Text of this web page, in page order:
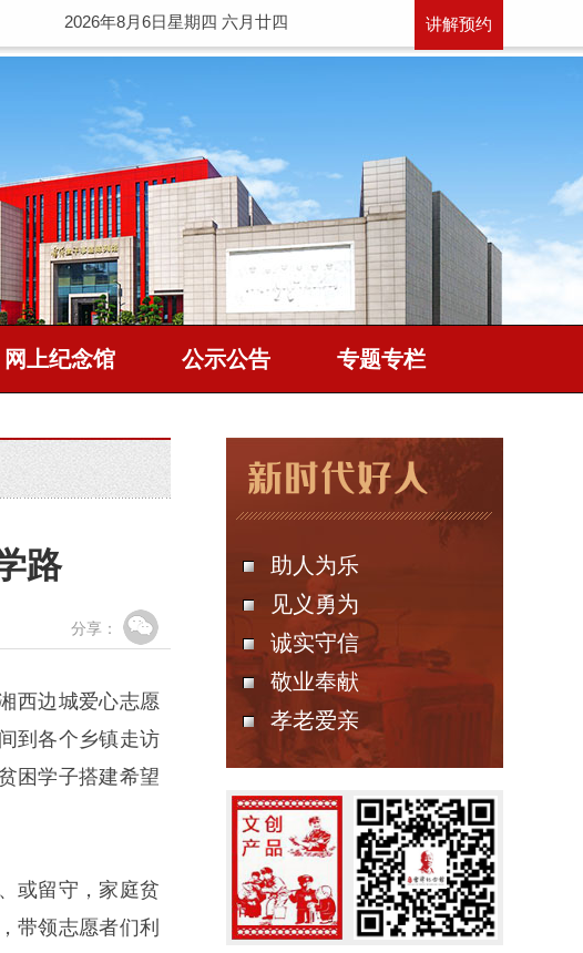
2026年8月6日星期四 六月廿四 讲解预约
网上纪念馆 公示公告 专题专栏
路
分享：
西边城爱心志愿
到各个乡镇走访
困学子搭建希望
或留守，家庭贫
带领志愿者们利
助人为乐
见义勇为
诚实守信
敬业奉献
孝老爱亲